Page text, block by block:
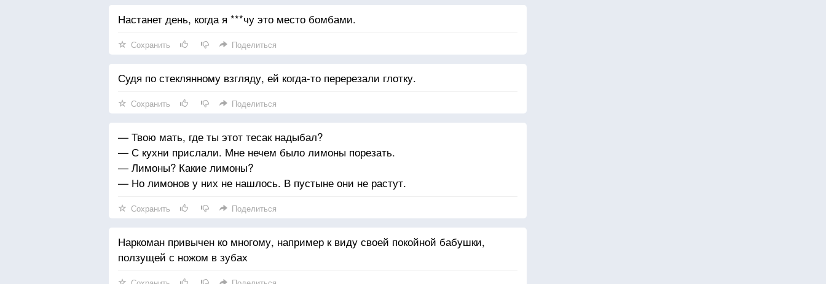
Настанет день, когда я ***чу это место бомбами.
Сохранить Поделиться
Судя по стеклянному взгляду, ей когда-то перерезали глотку.
Сохранить Поделиться
— Твою мать, где ты этот тесак надыбал?
— С кухни прислали. Мне нечем было лимоны порезать.
— Лимоны? Какие лимоны?
— Но лимонов у них не нашлось. В пустыне они не растут.
Сохранить Поделиться
Наркоман привычен ко многому, например к виду своей покойной бабушки,
ползущей с ножом в зубах